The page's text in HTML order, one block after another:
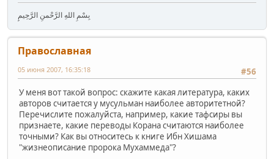
بِسْمِ اللهِ الرَّحْمنِ الرَّحِيمِِ
Православная
#56
05 июня 2007, 16:35:18
У меня вот такой вопрос: скажите какая литература, каких
авторов считается у мусульман наиболее авторитетной?
Перечислите пожалуйста, например, какие тафсиры вы
признаете, какие переводы Корана считаются наиболее
точными? Как вы относитесь к книге Ибн Хишама
"жизнеописание пророка Мухаммеда"?